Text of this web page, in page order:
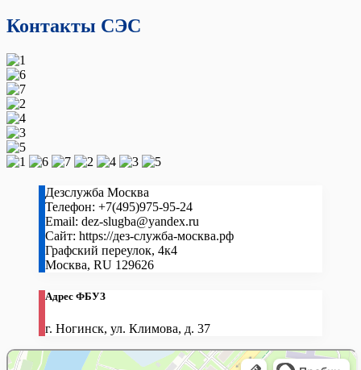
Контакты СЭС
Дезслужба Москва
Телефон: +7(495)975-95-24
Email: dez-slugba@yandex.ru
Сайт: https://дез-служба-москва.рф
Графский переулок, 4к4
Москва, RU 129626
Адрес ФБУЗ
г. Ногинск, ул. Климова, д. 37